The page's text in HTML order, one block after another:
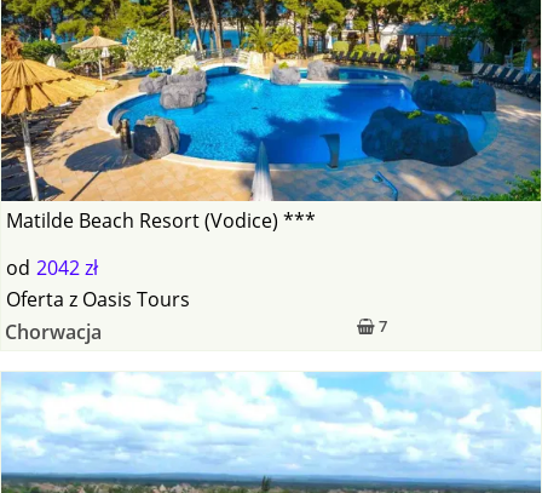
Matilde Beach Resort (Vodice) ***
od 2042 zł
7
Oferta z Oasis Tours
Chorwacja